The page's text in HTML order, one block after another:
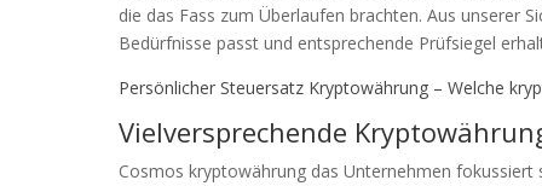
die das Fass zum Überlaufen brachten. Aus unserer
Bedürfnisse passt und entsprechende Prüfsiegel
Persönlicher Steuersatz Kryptowährung – Welche
Vielversprechende
Cosmos kryptowährung das Unternehmen